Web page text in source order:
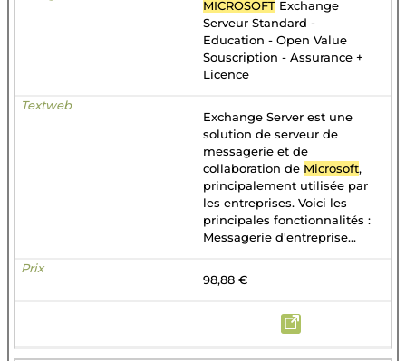
MICROSOFT Exchange
Serveur Standard -
Education - Open Value
Souscription - Assurance +
Licence
Exchange Server est une
solution de serveur de
messagerie et de
collaboration de Microsoft,
principalement utilisée par
les entreprises. Voici les
principales fonctionnalités :
Messagerie d'entreprise...
98,88 €